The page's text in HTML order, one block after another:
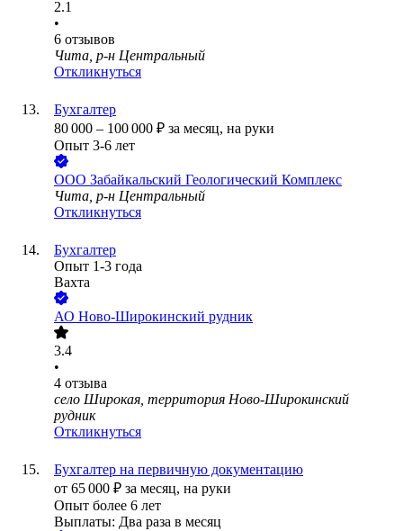
2.1
•
6 отзывов
Чита, р-н Центральный
Откликнуться
Бухгалтер
80 000 – 100 000 ₽ за месяц, на руки
Опыт 3-6 лет
ООО Забайкальский Геологический Комплекс
Чита, р-н Центральный
Откликнуться
Бухгалтер
Опыт 1-3 года
Вахта
АО Ново-Широкинский рудник
3.4
•
4 отзыва
село Широкая, территория Ново-Широкинский
рудник
Откликнуться
Бухгалтер на первичную документацию
от 65 000 ₽ за месяц, на руки
Опыт более 6 лет
Выплаты: Два раза в месяц